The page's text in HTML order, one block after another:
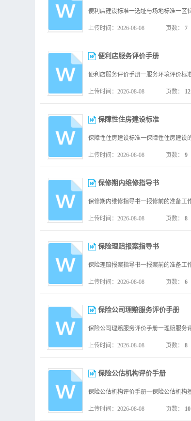
上传时间：2026-08-08 页数： 7
便利店服务评价手册
上传时间：2026-08-08 页数： 12
保障性住房建设标准
上传时间：2026-08-08 页数： 9
保修期内维修指导书
上传时间：2026-08-08 页数： 8
保险理赔报案指导书
上传时间：2026-08-08 页数： 6
保险公司理赔服务评价手册
上传时间：2026-08-08 页数： 8
保险公估机构评价手册
上传时间：2026-08-08 页数： 10